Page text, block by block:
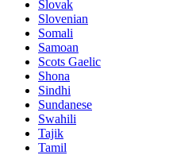
Slovak
Slovenian
Somali
Samoan
Scots Gaelic
Shona
Sindhi
Sundanese
Swahili
Tajik
Tamil